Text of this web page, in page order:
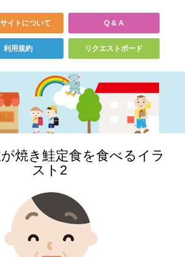
イトについて Q & A
利用規約 リクエストボード
焼き鮭定食を食べるイラ
スト2